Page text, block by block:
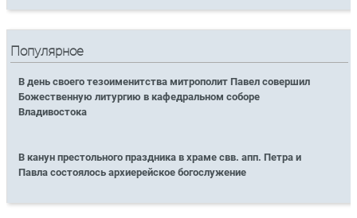
Популярное
В день своего тезоименитства митрополит Павел совершил
Божественную литургию в кафедральном соборе
Владивостока
В канун престольного праздника в храме свв. апп. Петра и
Павла состоялось архиерейское богослужение